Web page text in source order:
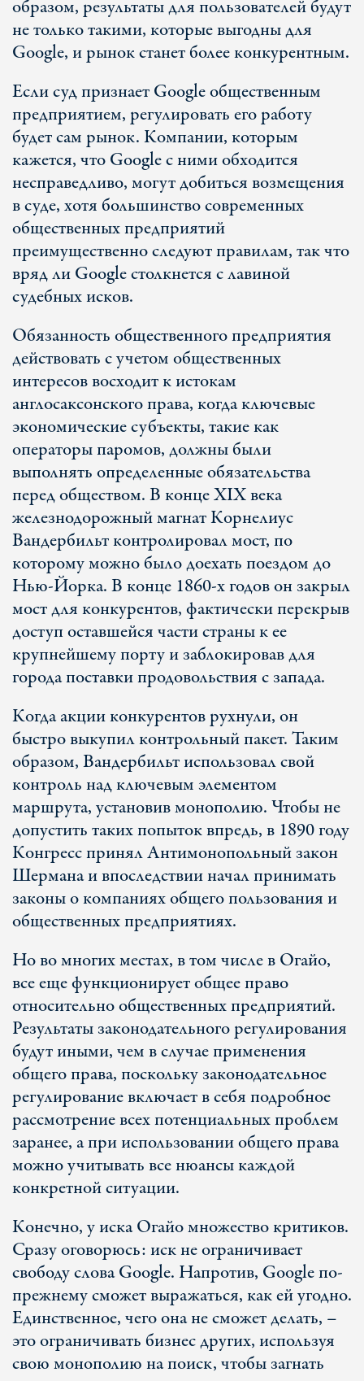
образом, результаты для пользователей будут
не только такими, которые выгодны для
Google, и рынок станет более конкурентным.
Если суд признает Google общественным
предприятием, регулировать его работу
будет сам рынок. Компании, которым
кажется, что Google с ними обходится
несправедливо, могут добиться возмещения
в суде, хотя большинство современных
общественных предприятий
преимущественно следуют правилам, так что
вряд ли Google столкнется с лавиной
судебных исков.
Обязанность общественного предприятия
действовать с учетом общественных
интересов восходит к истокам
англосаксонского права, когда ключевые
экономические субъекты, такие как
операторы паромов, должны были
выполнять определенные обязательства
перед обществом. В конце XIX века
железнодорожный магнат Корнелиус
Вандербильт контролировал мост, по
которому можно было доехать поездом до
Нью-Йорка. В конце 1860-х годов он закрыл
мост для конкурентов, фактически перекрыв
доступ оставшейся части страны к ее
крупнейшему порту и заблокировав для
города поставки продовольствия с запада.
Когда акции конкурентов рухнули, он
быстро выкупил контрольный пакет. Таким
образом, Вандербильт использовал свой
контроль над ключевым элементом
маршрута, установив монополию. Чтобы не
допустить таких попыток впредь, в 1890 году
Конгресс принял Антимонопольный закон
Шермана и впоследствии начал принимать
законы о компаниях общего пользования и
общественных предприятиях.
Но во многих местах, в том числе в Огайо,
все еще функционирует общее право
относительно общественных предприятий.
Результаты законодательного регулирования
будут иными, чем в случае применения
общего права, поскольку законодательное
регулирование включает в себя подробное
рассмотрение всех потенциальных проблем
заранее, а при использовании общего права
можно учитывать все нюансы каждой
конкретной ситуации.
Конечно, у иска Огайо множество критиков.
Сразу оговорюсь: иск не ограничивает
свободу слова Google. Напротив, Google по-
прежнему сможет выражаться, как ей угодно.
Единственное, чего она не сможет делать, –
это ограничивать бизнес других, используя
свою монополию на поиск, чтобы загнать